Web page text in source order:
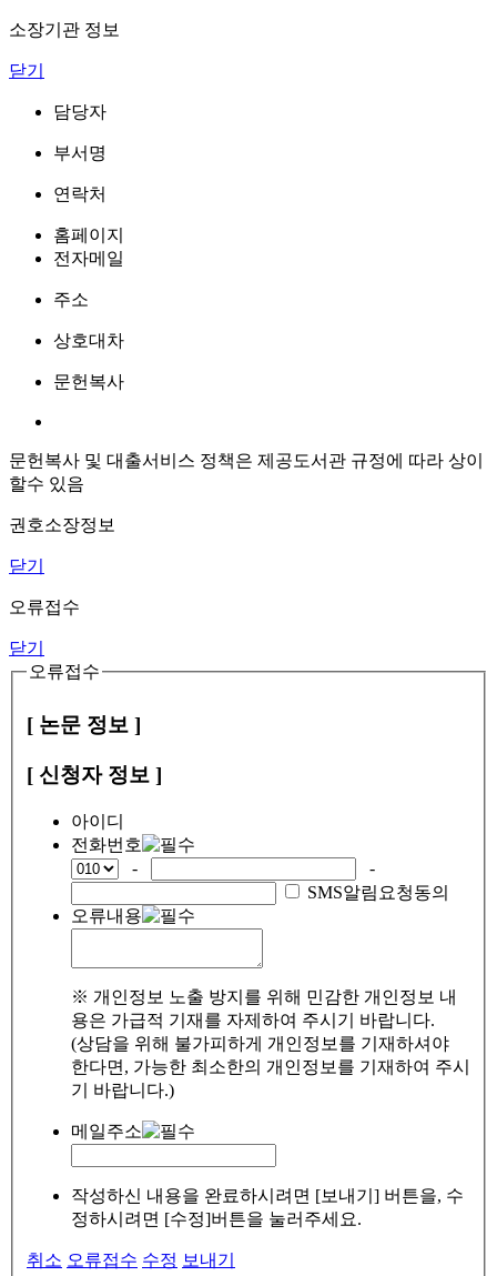
소장기관 정보
닫기
담당자
부서명
연락처
홈페이지
전자메일
주소
상호대차
문헌복사
문헌복사 및 대출서비스 정책은 제공도서관 규정에 따라 상이
할수 있음
권호소장정보
닫기
오류접수
닫기
오류접수
[ 논문 정보 ]
[ 신청자 정보 ]
아이디
전화번호
-
-
SMS알림요청동의
오류내용
※ 개인정보 노출 방지를 위해 민감한 개인정보 내
용은 가급적 기재를 자제하여 주시기 바랍니다.
(상담을 위해 불가피하게 개인정보를 기재하셔야
한다면, 가능한 최소한의 개인정보를 기재하여 주시
기 바랍니다.)
메일주소
작성하신 내용을 완료하시려면 [보내기] 버튼을, 수
정하시려면 [수정]버튼을 눌러주세요.
취소 오류접수 수정 보내기